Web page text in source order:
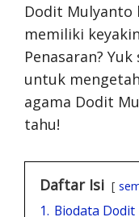
Dodit Mulyanto
memiliki
Penasaran?
untuk
agama Dodit
tahu!
Daftar Isi
1. Biodata